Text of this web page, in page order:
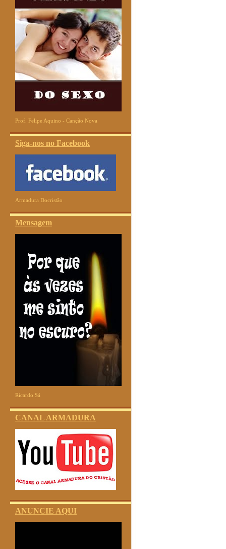
Prof. Felipe Aquino - Canção Nova
Siga-nos no Facebook
Armadura Docristão
Mensagem
Ricardo Sá
CANAL ARMADURA
ANUNCIE AQUI